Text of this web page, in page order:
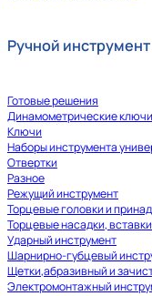
Ручной инструмент
Готовые решения
Динамометрические ключи
Ключи
Наборы инструмента
Отвертки
Разное
Режущий инструмент
Торцевые головки и
Торцевые насадки,
Ударный инструмент
Шарнирно-губцевый
Щетки,абразивный и
Электромонтажный